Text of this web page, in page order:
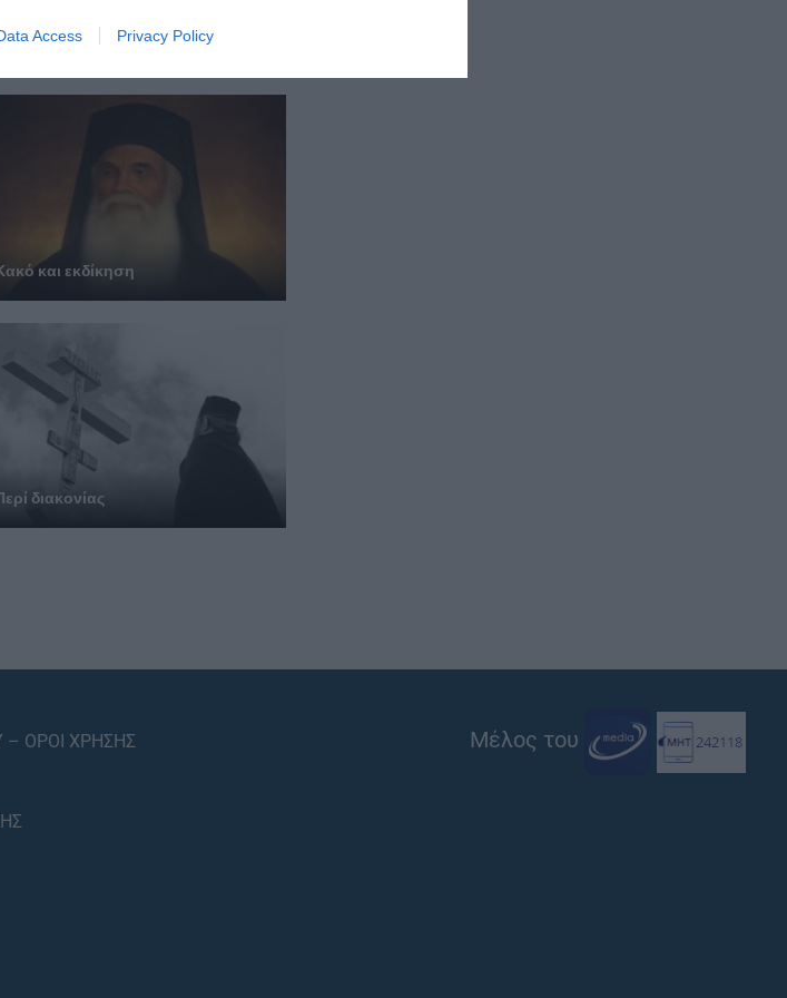
Access Privacy Policy
και εκδίκηση
διακονίας
– ΟΡΟΙ ΧΡΗΣΗΣ
Μέλος του